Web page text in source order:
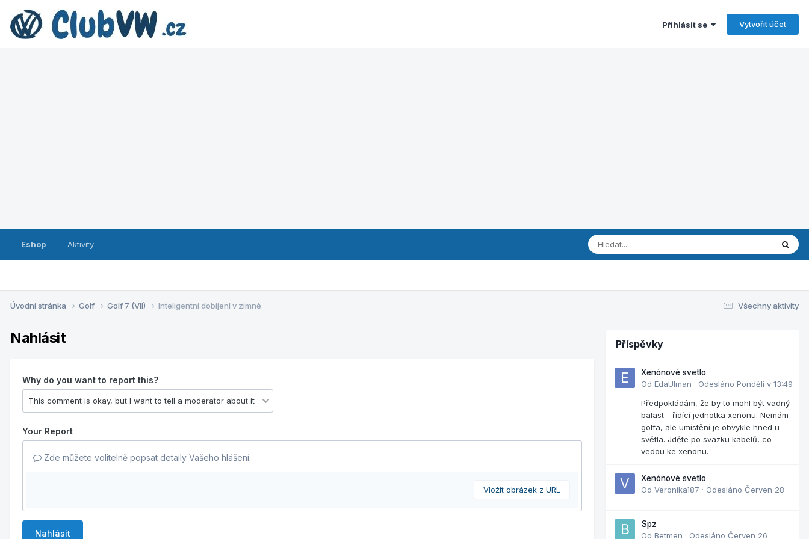
Přihlásit se Vytvořit účet
Eshop Aktivity
Všechny aktivity
Úvodní stránka Golf Golf 7 (VII) Inteligentní dobíjení v zimně
Nahlásit
Why do you want to report this?
Your Report
Zde můžete volitelně popsat detaily Vašeho hlášení.
Vložit obrázek z URL
Nahlásit
Příspěvky
Xenónové svetlo
Od EdaUlman · Odesláno Pondělí v 13:49
Předpokládám, že by to mohl být vadný
balast - řídící jednotka xenonu. Nemám
golfa, ale umístění je obvykle hned u
světla. Jděte po svazku kabelů, co
vedou ke xenonu.
Xenónové svetlo
Od Veronika187 · Odesláno Červen 28
Spz
Od Betmen · Odesláno Červen 26